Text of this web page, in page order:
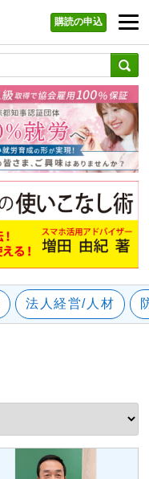
購読の申込
法人経営/人材